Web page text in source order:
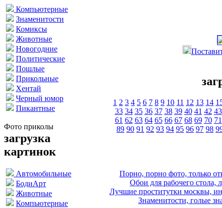
Компьютерные
Знаменитости
Комиксы
Животные
Новогодние
Политические
Пошлые
Прикольные
Хентай
Черный юмор
Пикантные
Фото приколы
загрузка
картинок
Автомобильные
БодиАрт
Животные
Компьютерные
1 2 3 4 5 6 7 8 9 10 11 12 13 14
33 34 35 36 37 38 39 40 41 42 43
61 62 63 64 65 66 67 68 69 70 71
89 90 91 92 93 94 95 96 97 98
Порно, порно фото, только
Обои для рабочего стола,
Лучшие проститутки москвы,
Знаменитости, голые